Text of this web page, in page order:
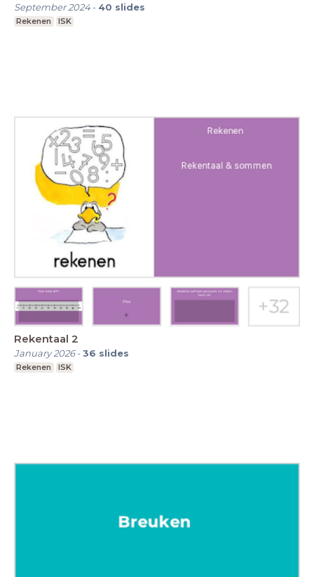
September 2024- 40 slides
Rekenen ISK
Rekentaal 2
January 2026-36 slides
Rekenen ISK